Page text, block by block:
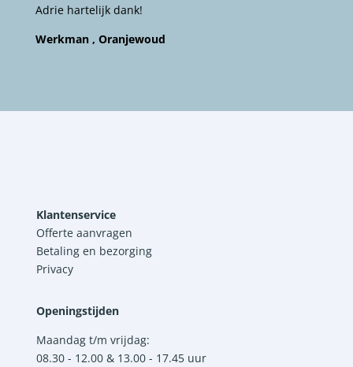
Adrie hartelijk dank!
Werkman , Oranjewoud
Klantenservice
Offerte aanvragen
Betaling en bezorging
Privacy
Openingstijden
Maandag t/m vrijdag:
08.30 - 12.00 & 13.00 - 17.45 uur